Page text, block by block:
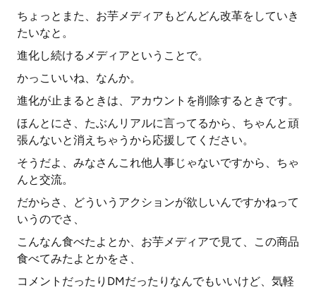
ちょっとまた、お芋メディアもどんどん改革をしていき
たいなと。
進化し続けるメディアということで。
かっこいいね、なんか。
進化が止まるときは、アカウントを削除するときです。
ほんとにさ、たぶんリアルに言ってるから、ちゃんと頑
張んないと消えちゃうから応援してください。
そうだよ、みなさんこれ他人事じゃないですから、ちゃ
んと交流。
だからさ、どういうアクションが欲しいんですかねって
いうのでさ、
こんなん食べたよとか、お芋メディアで見て、この商品
食べてみたよとかをさ、
コメントだったりDMだったりなんでもいいけど、気軽